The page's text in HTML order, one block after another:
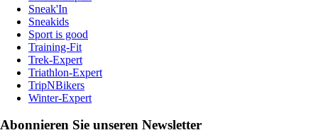
Sneak'In
Sneakids
Sport is good
Training-Fit
Trek-Expert
Triathlon-Expert
TripNBikers
Winter-Expert
Abonnieren Sie unseren Newsletter